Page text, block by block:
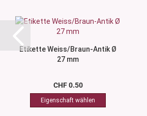
Etikette Weiss/Braun-Antik Ø
27 mm
CHF 0.50